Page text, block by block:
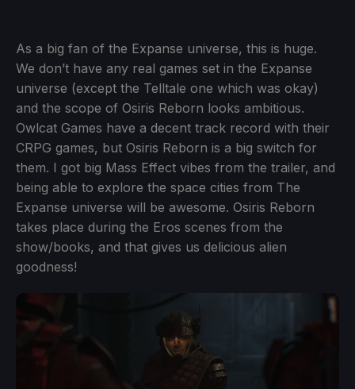
As a big fan of the Expanse universe, this is huge.
We don’t have any real games set in the Expanse
universe (except the Telltale one which was okay)
and the scope of Osiris Reborn looks ambitious.
Owlcat Games have a decent track record with their
CRPG games, but Osiris Reborn is a big switch for
them. I got big Mass Effect vibes from the trailer, and
being able to explore the space cities from The
Expanse universe will be awesome. Osiris Reborn
takes place during the Eros scenes from the
show/books, and that gives us delicious alien
goodness!